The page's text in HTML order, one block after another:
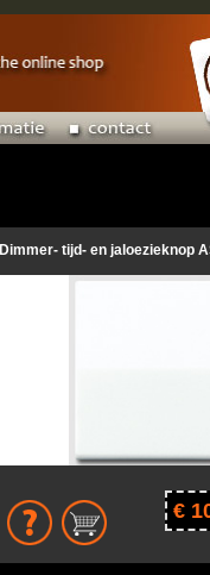
Dimmer- tijd- en jaloezieknop
€